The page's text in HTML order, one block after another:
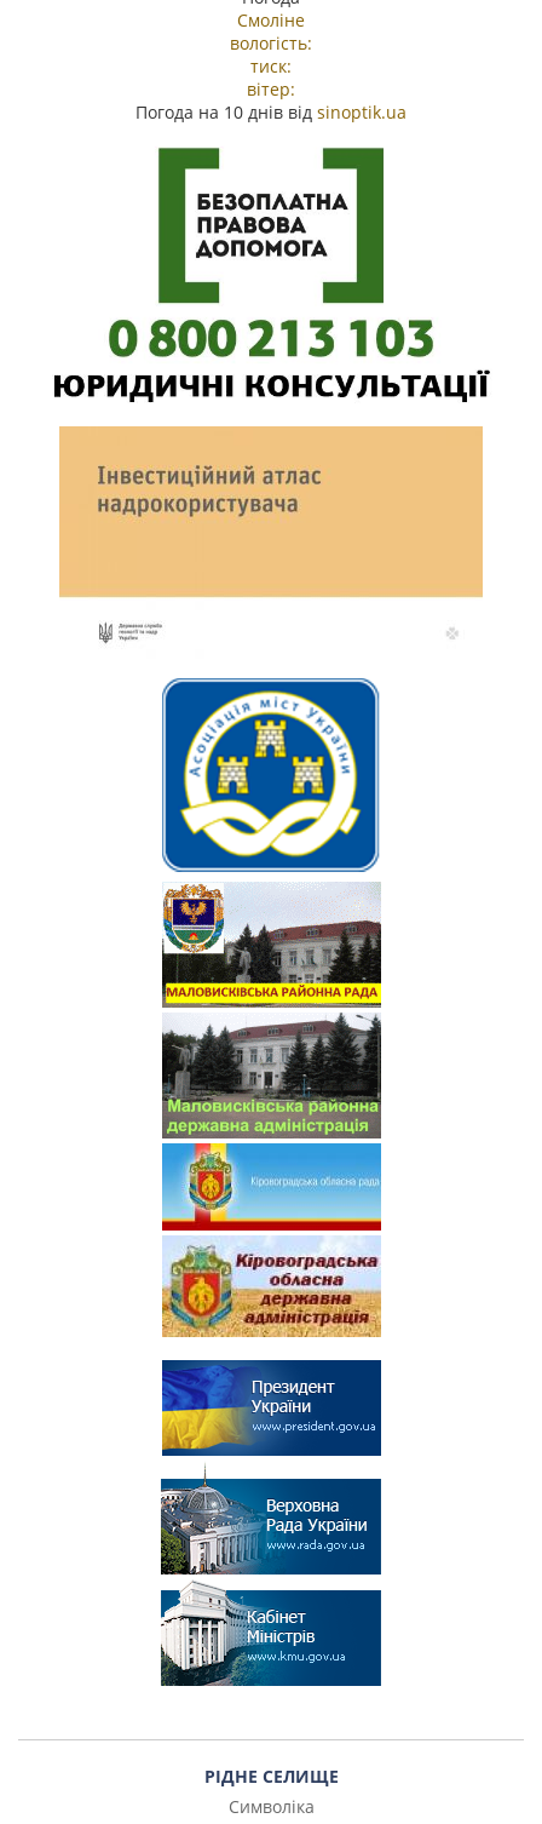
Смоліне
вологість:
тиск:
вітер:
Погода на 10 днів від sinoptik.ua
РІДНЕ СЕЛИЩЕ
Символіка